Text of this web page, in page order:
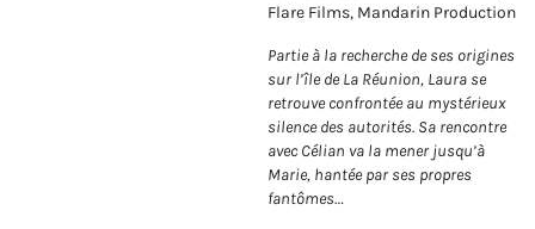
Flare Films, Mandarin Production
Partie à la recherche de ses origines
sur l’île de La Réunion, Laura se
retrouve confrontée au mystérieux
silence des autorités. Sa rencontre
avec Célian va la mener jusqu’à
Marie, hantée par ses propres
fantômes…